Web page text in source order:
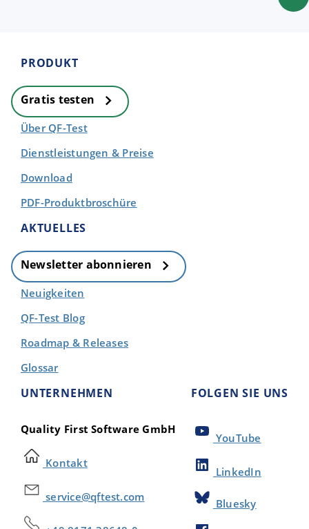
PRODUKT
Gratis testen
Über QF-Test
Dienstleistungen & Preise
Download
PDF-Produktbroschüre
AKTUELLES
Newsletter abonnieren
Neuigkeiten
QF-Test Blog
Roadmap & Releases
Glossar
UNTERNEHMEN
Quality First Software GmbH
Kontakt
service@qftest.com
FOLGEN SIE UNS
YouTube
LinkedIn
Bluesky